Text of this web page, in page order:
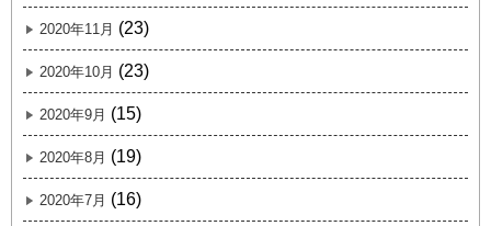
2020年11月 (23)
2020年10月 (23)
2020年9月 (15)
2020年8月 (19)
2020年7月 (16)